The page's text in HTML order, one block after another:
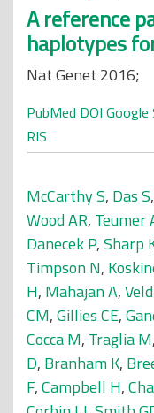
A reference
haplotypes
Nat Genet 2016;
PubMed DOI Google
RIS
McCarthy S, Das S,
Wood AR, Teumer
Danecek P,Sharp
Timpson N,
H, Mahajan A,
CM,Gillies CE,
Cocca M, Traglia M,
D, Branham K,
F,Campbell H,